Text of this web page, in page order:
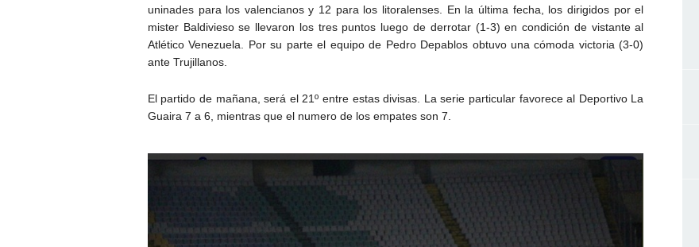
uninades para los valencianos y 12 para los litoralenses. En la última fecha, los dirigidos por el
mister Baldivieso se llevaron los tres puntos luego de derrotar (1-3) en condición de vistante al
Atlético Venezuela. Por su parte el equipo de Pedro Depablos obtuvo una cómoda victoria (3-0)
ante Trujillanos.
El partido de mañana, será el 21º entre estas divisas. La serie particular favorece al Deportivo La
Guaira 7 a 6, mientras que el numero de los empates son 7.